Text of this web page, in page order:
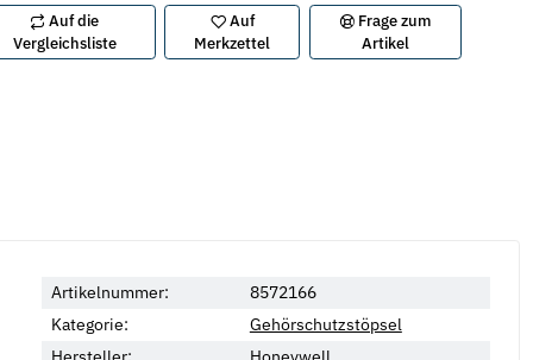
Auf die
Vergleichsliste
Auf
Merkzettel
Frage zum
Artikel
Artikelnummer:
8572166
Kategorie:
Gehörschutzstöpsel